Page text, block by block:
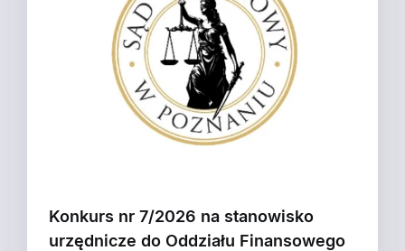
Konkurs nr 7/2026 na stanowisko
urzędnicze do Oddziału Finansowego